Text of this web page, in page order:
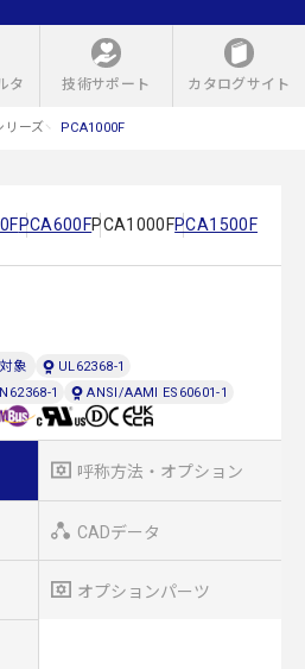
タ 技術サポート カタログサイト
リーズ PCA1000F
PCA600FPCA1000FPCA1500F
象
UL62368-1
1
ANSI/AAMI ES60601-1
呼称方法・オプション
CADデータ
オプションパーツ